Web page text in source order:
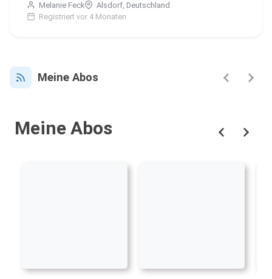
Melanie Feck
Alsdorf, Deutschland
Registriert vor 4 Monaten
Meine Abos
Meine Abos